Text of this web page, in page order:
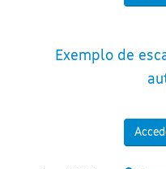
Exemplo de